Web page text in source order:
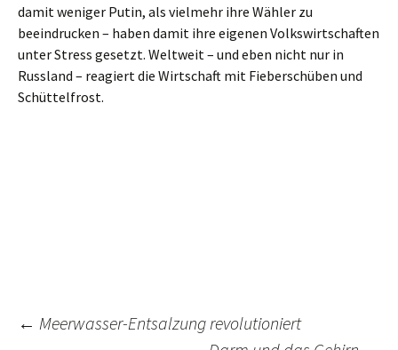
damit weniger Putin, als vielmehr ihre Wähler zu
beeindrucken – haben damit ihre eigenen Volkswirtschaften
unter Stress gesetzt. Weltweit – und eben nicht nur in
Russland – reagiert die Wirtschaft mit Fieberschüben und
Schüttelfrost.
← Meerwasser-Entsalzung revolutioniert